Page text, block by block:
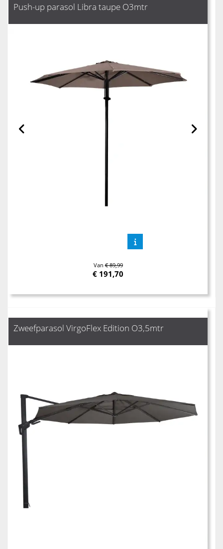
Push-up parasol Libra taupe O3mtr
Van€ 89,99
€ 191,70
Zweefparasol VirgoFlex Edition O3,5mtr